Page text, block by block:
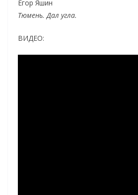
Егор Яшин
Тюмень. Дал угла.
ВИДЕО: